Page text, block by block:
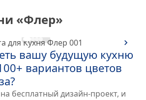
«Флер»
вашу будущую кухню
вариантов цветов
бесплатный дизайн-проект, и